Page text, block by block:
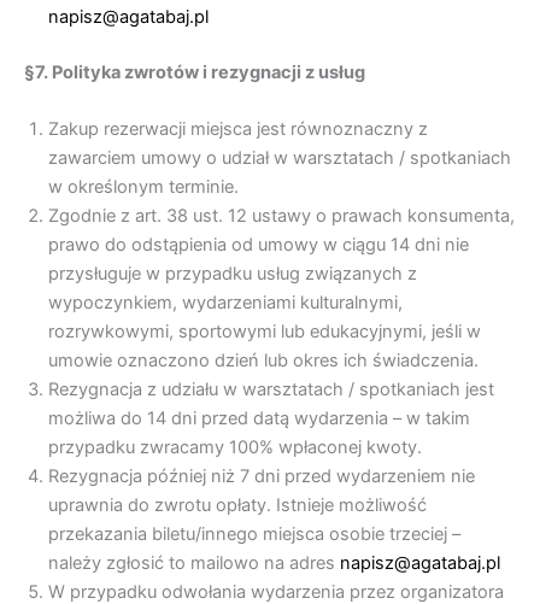
napisz@agatabaj.pl
§7. Polityka zwrotów i rezygnacji z usług
Zakup rezerwacji miejsca jest równoznaczny z
zawarciem umowy o udział w warsztatach / spotkaniach
w określonym terminie.
Zgodnie z art. 38 ust. 12 ustawy o prawach konsumenta,
prawo do odstąpienia od umowy w ciągu 14 dni nie
przysługuje w przypadku usług związanych z
wypoczynkiem, wydarzeniami kulturalnymi,
rozrywkowymi, sportowymi lub edukacyjnymi, jeśli w
umowie oznaczono dzień lub okres ich świadczenia.
Rezygnacja z udziału w warsztatach / spotkaniach jest
możliwa do 14 dni przed datą wydarzenia – w takim
przypadku zwracamy 100% wpłaconej kwoty.
Rezygnacja później niż 7 dni przed wydarzeniem nie
uprawnia do zwrotu opłaty. Istnieje możliwość
przekazania biletu/innego miejsca osobie trzeciej –
należy zgłosić to mailowo na adres napisz@agatabaj.pl
W przypadku odwołania wydarzenia przez organizatora